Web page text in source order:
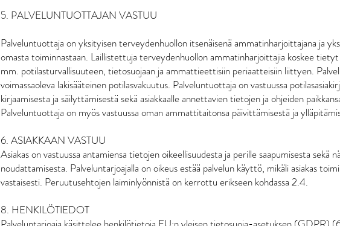
5. PALVELUNTUOTTAJAN VASTUU
Palveluntuottaja on yksityisen terveydenhuollon itsenäisenä ammatinharjoittajana ja
omasta toiminnastaan. Laillistettuja terveydenhuollon ammatinharjoittajia koskee
mm. potilasturvallisuuteen, tietosuojaan ja ammattieettisiin periaatteisiin liittyen.
voimassaoleva lakisääteinen potilasvakuutus. Palveluntuottaja on vastuussa
kirjaamisesta ja säilyttämisestä sekä asiakkaalle annettavien tietojen ja ohjeiden
Palveluntuottaja on myös vastuussa oman ammattitaitonsa päivittämisestä ja
6. ASIAKKAAN VASTUU
Asiakas on vastuussa antamiensa tietojen oikeellisuudesta ja perille saapumisesta sekä
noudattamisesta. Palveluntarjoajalla on oikeus estää palvelun käyttö, mikäli asiakas
vastaisesti. Peruutusehtojen laiminlyönnistä on kerrottu erikseen kohdassa 2.4.
8. HENKILÖTIEDOT